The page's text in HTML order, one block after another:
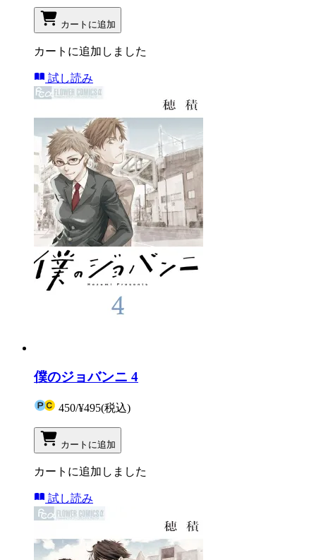
カートに追加
カートに追加しました
試し読み
僕のジョバンニ 4
450/¥495(税込)
カートに追加
カートに追加しました
試し読み